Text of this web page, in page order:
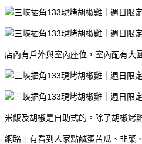
店內有戶外與室內座位，室內配有大
米飯及胡椒是自助式的。除了胡椒烤
網路上有看到人家點鹹蛋苦瓜、韭菜